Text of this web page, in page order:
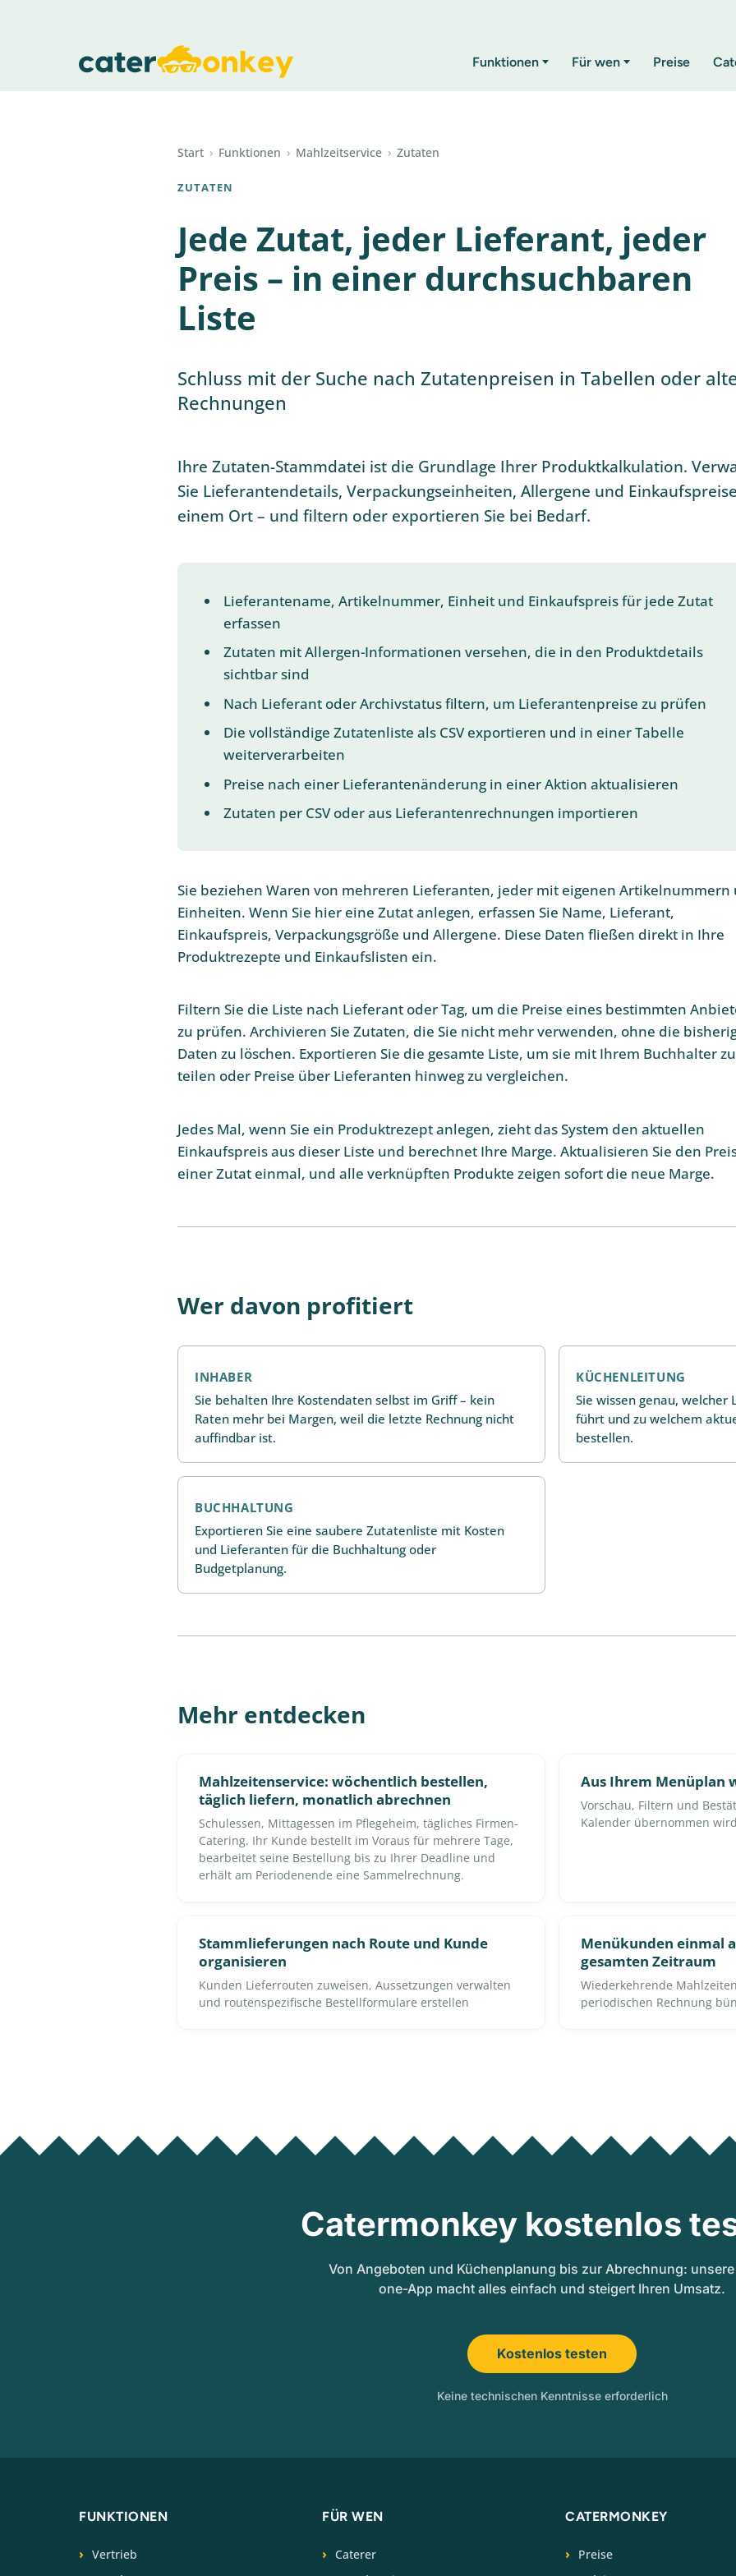
Funktionen Für wen Preise
Start › Funktionen › Mahlzeitservice › Zutaten
ZUTATEN
Jede Zutat, jeder Lieferant, jeder
Preis – in einer durchsuchbaren
Liste
Schluss mit der Suche nach Zutatenpreisen in Tabellen oder
Rechnungen
Ihre Zutaten-Stammdatei ist die Grundlage Ihrer Produktkalkulation.
Sie Lieferantendetails, Verpackungseinheiten, Allergene und
einem Ort – und filtern oder exportieren Sie bei Bedarf.
Lieferantename, Artikelnummer, Einheit und Einkaufspreis für jede Zutat
erfassen
Zutaten mit Allergen-Informationen versehen, die in den Produktdetails
sichtbar sind
Nach Lieferant oder Archivstatus filtern, um Lieferantenpreise zu prüfen
Die vollständige Zutatenliste als CSV exportieren und in einer Tabelle
weiterverarbeiten
Preise nach einer Lieferantenänderung in einer Aktion aktualisieren
Zutaten per CSV oder aus Lieferantenrechnungen importieren
Sie beziehen Waren von mehreren Lieferanten, jeder mit eigenen Artikelnummern
Einheiten. Wenn Sie hier eine Zutat anlegen, erfassen Sie Name, Lieferant,
Einkaufspreis, Verpackungsgröße und Allergene. Diese Daten fließen direkt in Ihre
Produktrezepte und Einkaufslisten ein.
Filtern Sie die Liste nach Lieferant oder Tag, um die Preise eines bestimmten
zu prüfen. Archivieren Sie Zutaten, die Sie nicht mehr verwenden, ohne die
Daten zu löschen. Exportieren Sie die gesamte Liste, um sie mit Ihrem Buchhalter zu
teilen oder Preise über Lieferanten hinweg zu vergleichen.
Jedes Mal, wenn Sie ein Produktrezept anlegen, zieht das System den aktuellen
Einkaufspreis aus dieser Liste und berechnet Ihre Marge. Aktualisieren Sie den
einer Zutat einmal, und alle verknüpften Produkte zeigen sofort die neue Marge.
Wer davon profitiert
INHABER
Sie behalten Ihre Kostendaten selbst im Griff – kein
Raten mehr bei Margen, weil die letzte Rechnung nicht
auffindbar ist.
KÜCHENLEITUNG
Sie wissen genau,
führt und zu welchem
bestellen.
BUCHHALTUNG
Exportieren Sie eine saubere Zutatenliste mit Kosten
und Lieferanten für die Buchhaltung oder
Budgetplanung.
Mehr entdecken
Mahlzeitenservice: wöchentlich bestellen,
täglich liefern, monatlich abrechnen
Schulessen, Mittagessen im Pflegeheim, tägliches Firmen-
Catering. Ihr Kunde bestellt im Voraus für mehrere Tage,
bearbeitet seine Bestellung bis zu Ihrer Deadline und
erhält am Periodenende eine Sammelrechnung.
Aus Ihrem Menüplan
Vorschau, Filtern und
Kalender übernommen wird
Stammlieferungen nach Route und Kunde
organisieren
Kunden Lieferrouten zuweisen, Aussetzungen verwalten
und routenspezifische Bestellformulare erstellen
Menükunden einmal
gesamten Zeitraum
Wiederkehrende
periodischen Rechnung
Catermonkey kostenlos
Von Angeboten und Küchenplanung bis zur Abrechnung:
one-App macht alles einfach und steigert Ihren Umsatz.
Kostenlos testen
Keine technischen Kenntnisse erforderlich
FUNKTIONEN
Vertrieb
FÜR WEN
Caterer
CATERMONKEY
Preise